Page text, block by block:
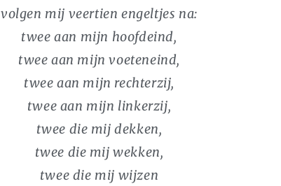
volgen mij veertien engeltjes na:
twee aan mijn hoofdeind,
twee aan mijn voeteneind,
twee aan mijn rechterzij,
twee aan mijn linkerzij,
twee die mij dekken,
twee die mij wekken,
twee die mij wijzen